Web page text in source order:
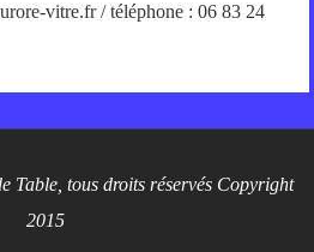
vitre.fr / téléphone : 06 83 24
Table, tous droits réservés Copyright
2015